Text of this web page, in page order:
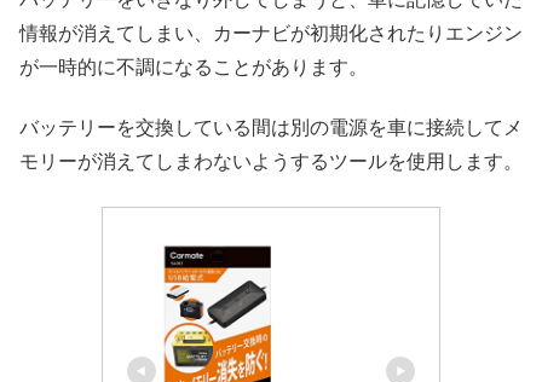
情報が消えてしまい、カーナビが初期化されたりエンジン
が一時的に不調になることがあります。
バッテリーを交換している間は別の電源を車に接続してメ
モリーが消えてしまわないようするツールを使用します。